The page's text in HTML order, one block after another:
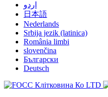
اردو
日本語
Nederlands
Srbija jezik (latinica)
România limbi
slovenčina
Български
Deutsch